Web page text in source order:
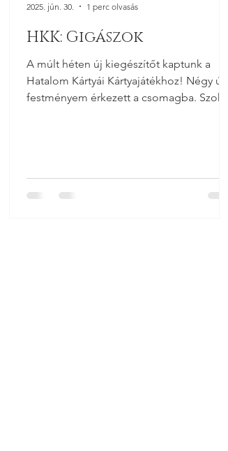
HKK: Gigászok
A múlt héten új kiegészítőt kaptunk a
Hatalom Kártyái Kártyajátékhoz! Négy új
festményem érkezett a csomagba. Szokás
2025. jún. 30. 1 perc olvasás